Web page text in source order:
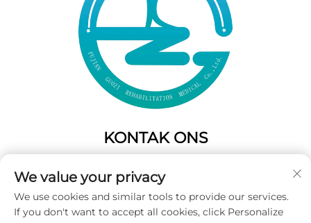
KONTAK ONS
Fuzhou,Fujian,China
Tel:+86-19859128239
E-pos:
We value your privacy
We use cookies and similar tools to provide our services.
If you don't want to accept all cookies, click Personalize